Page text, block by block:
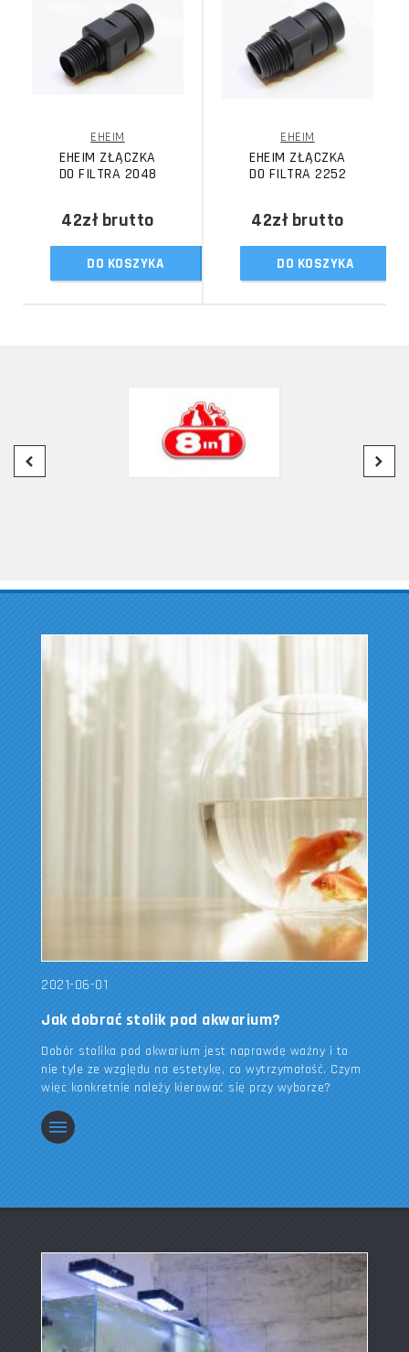
EHEIM
EHEIM ZŁĄCZKA
DO FILTRA 2048
42złbrutto
DO KOSZYKA
EHEIM
EHEIM ZŁĄCZKA
DO FILTRA 2252
42złbrutto
DO KOSZYKA
2021-06-01
Jak dobrać stolik pod akwarium?
Dobór stolika pod akwarium jest naprawdę ważny i to
nie tyle ze względu na estetykę, co wytrzymałość. Czym
więc konkretnie należy kierować się przy wyborze?